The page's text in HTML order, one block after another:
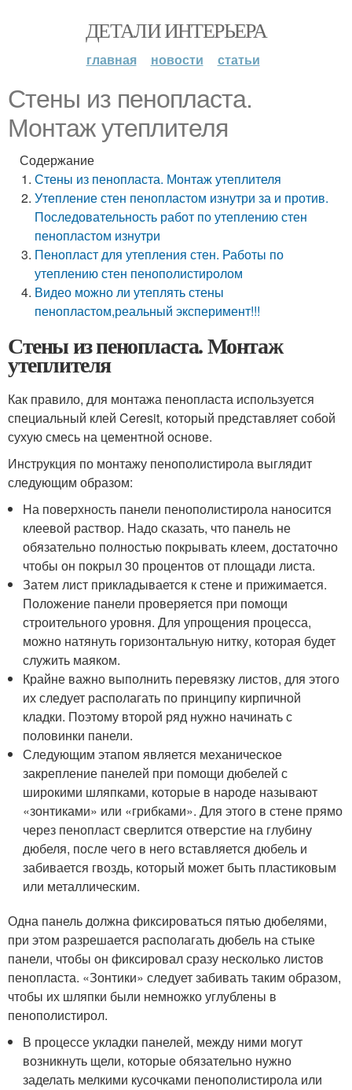
ДЕТАЛИ ИНТЕРЬЕРА
главная новости статьи
Стены из пенопласта.
Монтаж утеплителя
Содержание
Стены из пенопласта. Монтаж утеплителя
Утепление стен пенопластом изнутри за и против.
Последовательность работ по утеплению стен
пенопластом изнутри
Пенопласт для утепления стен. Работы по
утеплению стен пенополистиролом
Видео можно ли утеплять стены
пенопластом,реальный эксперимент!!!
Стены из пенопласта. Монтаж
утеплителя
Как правило, для монтажа пенопласта используется
специальный клей Ceresit, который представляет собой
сухую смесь на цементной основе.
Инструкция по монтажу пенополистирола выглядит
следующим образом:
На поверхность панели пенополистирола наносится
клеевой раствор. Надо сказать, что панель не
обязательно полностью покрывать клеем, достаточно
чтобы он покрыл 30 процентов от площади листа.
Затем лист прикладывается к стене и прижимается.
Положение панели проверяется при помощи
строительного уровня. Для упрощения процесса,
можно натянуть горизонтальную нитку, которая будет
служить маяком.
Крайне важно выполнить перевязку листов, для этого
их следует располагать по принципу кирпичной
кладки. Поэтому второй ряд нужно начинать с
половинки панели.
Следующим этапом является механическое
закрепление панелей при помощи дюбелей с
широкими шляпками, которые в народе называют
«зонтиками» или «грибками». Для этого в стене прямо
через пенопласт сверлится отверстие на глубину
дюбеля, после чего в него вставляется дюбель и
забивается гвоздь, который может быть пластиковым
или металлическим.
Одна панель должна фиксироваться пятью дюбелями,
при этом разрешается располагать дюбель на стыке
панели, чтобы он фиксировал сразу несколько листов
пенопласта. «Зонтики» следует забивать таким образом,
чтобы их шляпки были немножко углублены в
пенополистирол.
В процессе укладки панелей, между ними могут
возникнуть щели, которые обязательно нужно
заделать мелкими кусочками пенополистирола или